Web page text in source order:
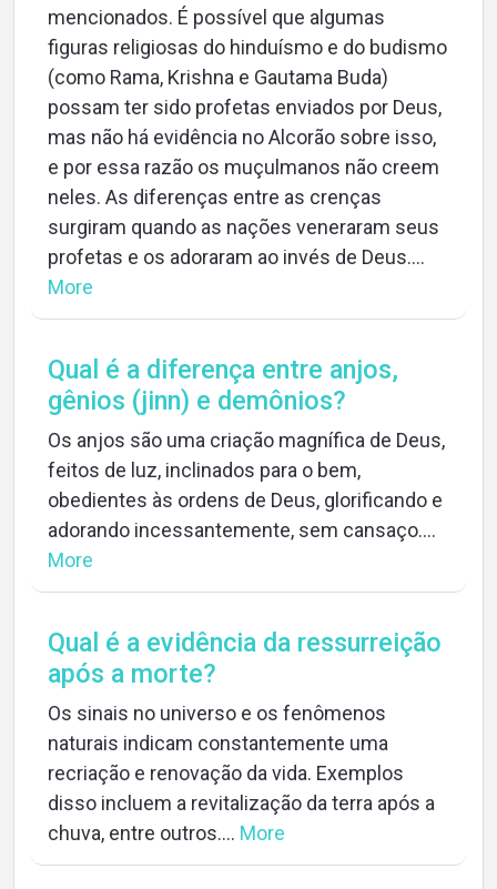
mencionados. É possível que algumas
figuras religiosas do hinduísmo e do budismo
(como Rama, Krishna e Gautama Buda)
possam ter sido profetas enviados por Deus,
mas não há evidência no Alcorão sobre isso,
e por essa razão os muçulmanos não creem
neles. As diferenças entre as crenças
surgiram quando as nações veneraram seus
profetas e os adoraram ao invés de Deus....
More
Qual é a diferença entre anjos,
gênios (jinn) e demônios?
Os anjos são uma criação magnífica de Deus,
feitos de luz, inclinados para o bem,
obedientes às ordens de Deus, glorificando e
adorando incessantemente, sem cansaço....
More
Qual é a evidência da ressurreição
após a morte?
Os sinais no universo e os fenômenos
naturais indicam constantemente uma
recriação e renovação da vida. Exemplos
disso incluem a revitalização da terra após a
chuva, entre outros.... More